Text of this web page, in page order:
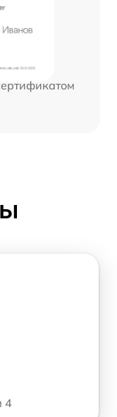
4